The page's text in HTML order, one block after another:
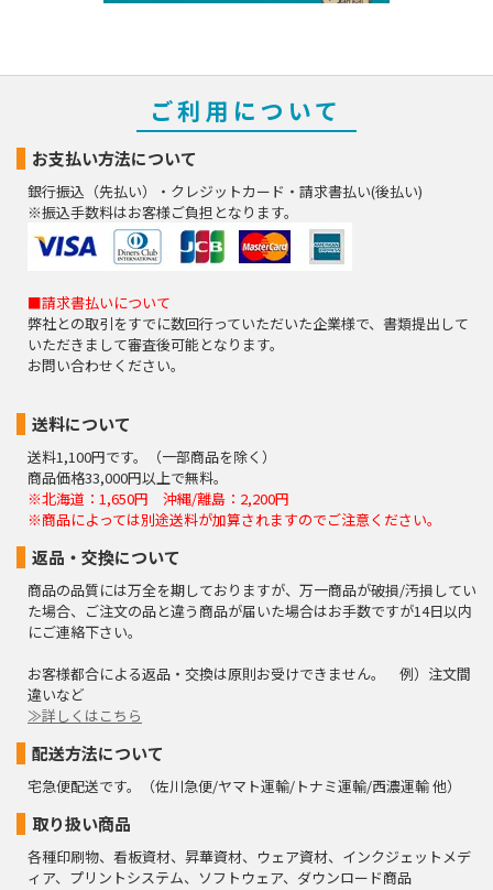
ご利用について
お支払い方法について
銀行振込（先払い）・クレジットカード・請求書払い(後払い)
※振込手数料はお客様ご負担となります。
■請求書払いについて
弊社との取引をすでに数回行っていただいた企業様で、書類提出して
いただきまして審査後可能となります。
お問い合わせください。
送料について
送料1,100円です。（一部商品を除く）
商品価格33,000円以上で無料。
※北海道：1,650円 沖縄/離島：2,200円
※商品によっては別途送料が加算されますのでご注意ください。
返品・交換について
商品の品質には万全を期しておりますが、万一商品が破損/汚損してい
た場合、ご注文の品と違う商品が届いた場合はお手数ですが14日以内
にご連絡下さい。
お客様都合による返品・交換は原則お受けできません。 例）注文間
違いなど
≫詳しくはこちら
配送方法について
宅急便配送です。（佐川急便/ヤマト運輸/トナミ運輸/西濃運輸 他）
取り扱い商品
各種印刷物、看板資材、昇華資材、ウェア資材、インクジェットメデ
ィア、プリントシステム、ソフトウェア、ダウンロード商品